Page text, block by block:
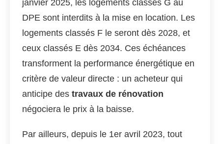
janvier 2025, les logements classés G au
DPE sont interdits à la mise en location. Les
logements classés F le seront dès 2028, et
ceux classés E dès 2034. Ces échéances
transforment la performance énergétique en
critère de valeur directe : un acheteur qui
anticipe des travaux de rénovation
négociera le prix à la baisse.
Par ailleurs, depuis le 1er avril 2023, tout